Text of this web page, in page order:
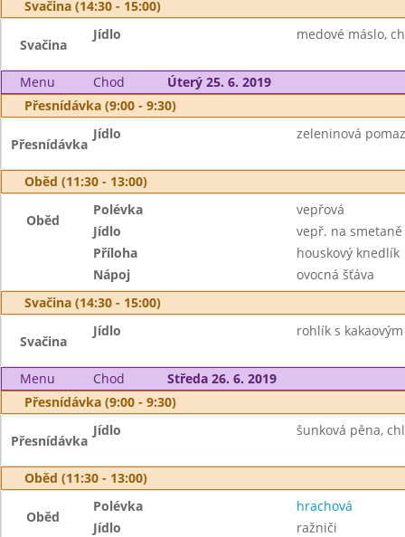
Svačina (14:30 - 15:00)
Svačina
Jídlo medové máslo,
Menu Chod
Úterý 25. 6. 2019
Přesnídávka (9:00 - 9:30)
Přesnídávka
Jídlo zeleninová
Oběd (11:30 - 13:00)
Oběd
Polévka
vepřová
Jídlo
vepř. na smetaně
Příloha
houskový knedlík
Nápoj
ovocná šťáva
Svačina (14:30 - 15:00)
Svačina
Jídlo rohlík s
Menu Chod
Středa 26. 6. 2019
Přesnídávka (9:00 - 9:30)
Přesnídávka
Jídlo šunková pěna,
Oběd (11:30 - 13:00)
Oběd
Polévka
hrachová
Jídlo
ražniči